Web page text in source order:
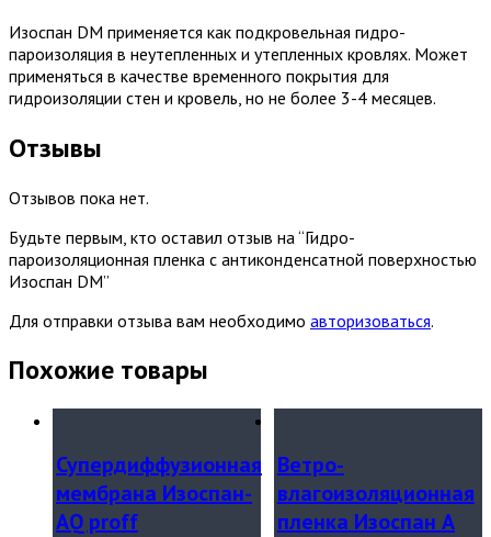
Изоспан DМ применяется как подкровельная гидро-
пароизоляция в неутепленных и утепленных кровлях. Может
применяться в качестве временного покрытия для
гидроизоляции стен и кровель, но не более 3-4 месяцев.
Отзывы
Отзывов пока нет.
Будьте первым, кто оставил отзыв на “Гидро-
пароизоляционная пленка с антиконденсатной поверхностью
Изоспан DM”
Для отправки отзыва вам необходимо авторизоваться.
Похожие товары
Супердиффузионная
мембрана Изоспан-
АQ proff
Ветро-
влагоизоляционная
пленка Изоспан А